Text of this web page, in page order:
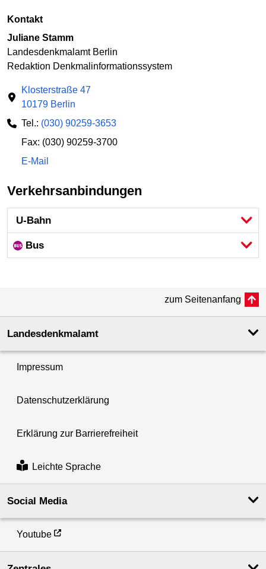
Kontakt
Juliane Stamm
Landesdenkmalamt Berlin
Redaktion Denkmalinformationssystem
Klosterstraße 47
10179 Berlin
Tel.: (030) 90259-3653
Fax: (030) 90259-3700
E-Mail
Verkehrsanbindungen
U-Bahn
Bus
zum Seitenanfang
Landesdenkmal­amt
Impressum
Datenschutzerklärung
Erklärung zur Barrierefreiheit
Leichte Sprache
Social Media
Youtube